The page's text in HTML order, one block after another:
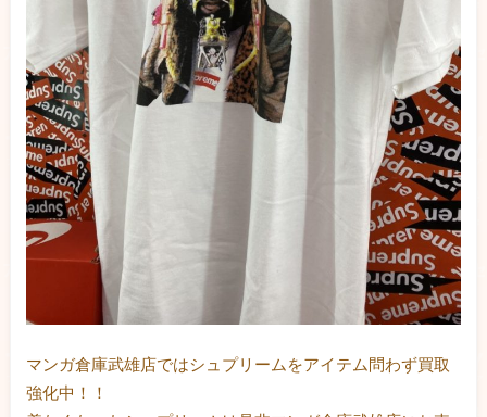
マンガ倉庫武雄店ではシュプリームをアイテム問わず買取
強化中！！